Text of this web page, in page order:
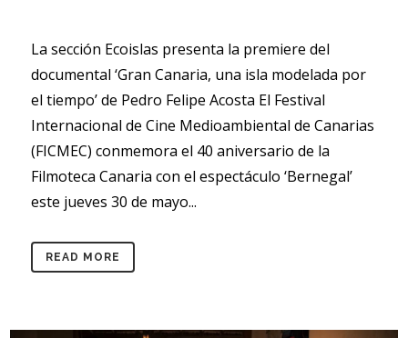
La sección Ecoislas presenta la premiere del
documental ‘Gran Canaria, una isla modelada por
el tiempo’ de Pedro Felipe Acosta El Festival
Internacional de Cine Medioambiental de Canarias
(FICMEC) conmemora el 40 aniversario de la
Filmoteca Canaria con el espectáculo ‘Bernegal’
este jueves 30 de mayo...
READ MORE